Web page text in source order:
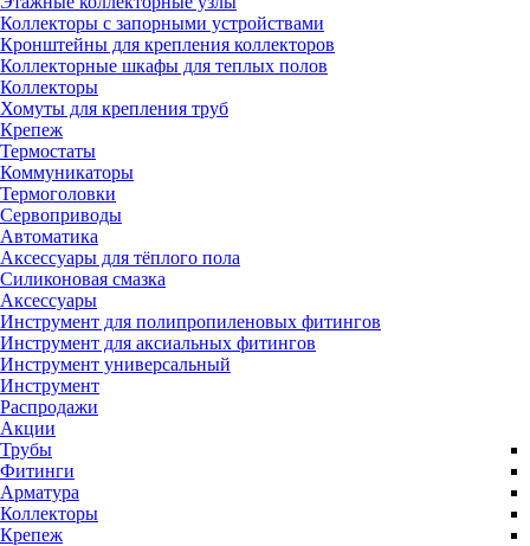
Коллекторы с запорными устройствами
Кронштейны для крепления коллекторов
Коллекторные шкафы для теплых полов
Коллекторы
Хомуты для крепления труб
Крепеж
Термостаты
Коммуникаторы
Термоголовки
Сервоприводы
Автоматика
Аксессуары для тёплого пола
Силиконовая смазка
Аксессуары
Инструмент для полипропиленовых фитингов
Инструмент для аксиальных фитингов
Инструмент универсальный
Инструмент
Распродажи
Акции
Трубы
Фитинги
Арматура
Коллекторы
Крепеж